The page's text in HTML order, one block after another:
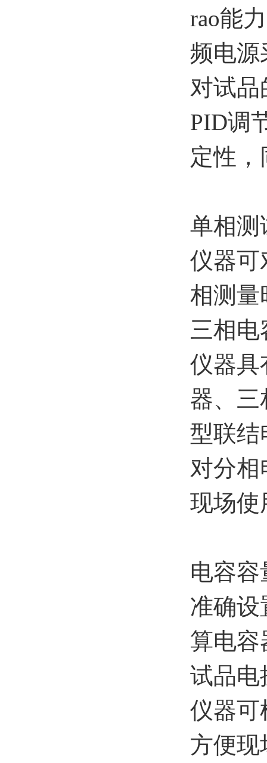
rao能
频电源
对试
PID调
定性
单相测
仪器可
相测量
三相
仪器具
器、
型联结
对分
现场使
电容
准确设
算电容
试品电
仪器可
方便现